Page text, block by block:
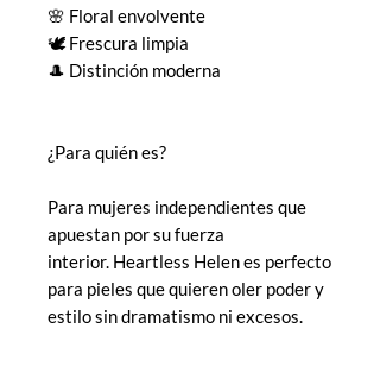
🌸 Floral envolvente
🕊️ Frescura limpia
🎩 Distinción moderna
¿Para quién es?
Para mujeres independientes que
apuestan por su fuerza
interior. Heartless Helen es perfecto
para pieles que quieren oler poder y
estilo sin dramatismo ni excesos.